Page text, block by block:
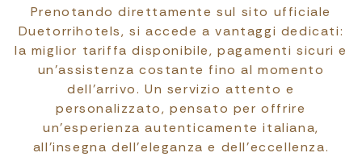
Prenotando direttamente sul sito ufficiale
Duetorrihotels, si accede a vantaggi dedicati:
la miglior tariffa disponibile, pagamenti sicuri e
un’assistenza costante fino al momento
dell’arrivo. Un servizio attento e
personalizzato, pensato per offrire
un’esperienza autenticamente italiana,
all’insegna dell’eleganza e dell’eccellenza.